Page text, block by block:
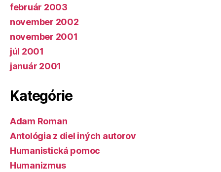
február 2003
november 2002
november 2001
júl 2001
január 2001
Kategórie
Adam Roman
Antológia z diel iných autorov
Humanistická pomoc
Humanizmus